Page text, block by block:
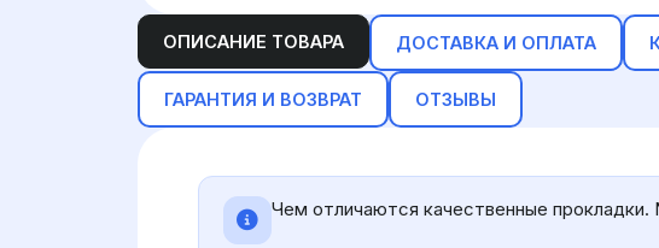
ОПИСАНИЕ ТОВАРА ДОСТАВКА И ОПЛАТА
ГАРАНТИЯ И ВОЗВРАТ ОТЗЫВЫ
Чем отличаются качественные прокладки.